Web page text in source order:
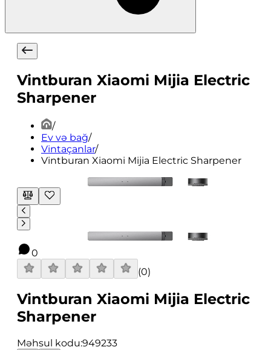
Vintburan Xiaomi Mijia Electric
Sharpener
/
Ev və bağ/
Vintaçanlar/
Vintburan Xiaomi Mijia Electric Sharpener
0
(0)
Vintburan Xiaomi Mijia Electric
Sharpener
Məhsul kodu:949233